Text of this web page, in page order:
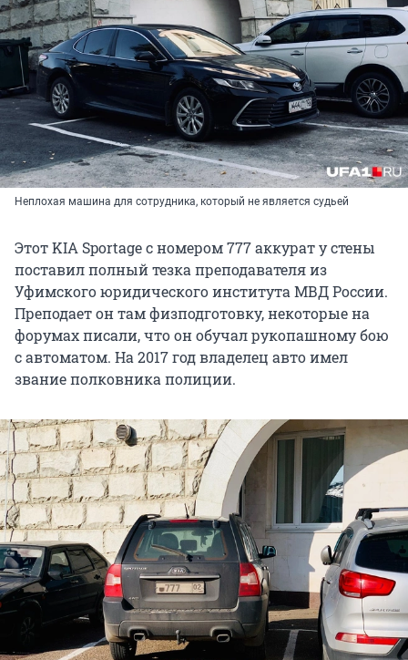
Неплохая машина для сотрудника, который не является судьей
Этот KIA Sportage с номером 777 аккурат у стены
поставил полный тезка преподавателя из
Уфимского юридического института МВД России.
Преподает он там физподготовку, некоторые на
форумах писали, что он обучал рукопашному бою
с автоматом. На 2017 год владелец авто имел
звание полковника полиции.